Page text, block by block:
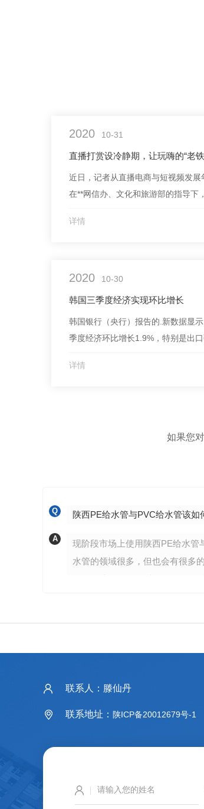
2020 10-31
直播打赏设冷静期，让玩嗨的“老
近日，记者从直播电商与短视频发展
在**网信办、文化和旅游部的指导下
账号分级分类管理规范》和《直播行
播中存在的激情打赏、高额打赏和未
详情
2020 10-30
韩国三季度经济实现环比增长
韩国银行（央行）报告的.新数据显
季度经济环比增长1.9%，特别是出口
济..实现环比增长。分析认为，上半
详情
如果您
Q
A
现阶段市场上使用陕西PE给水管
水管的领域很多，但也会有很多
联系人：滕仙丹
联系地址： 陕ICP备20012679号-1